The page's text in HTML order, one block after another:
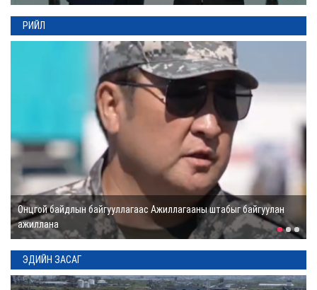
ХОВД: Буянт голыг
хамгаалах
өрнөж байна
22 цаг
Сэлэнгэ аймагт
барьж буй 70 МВт-
ын ДЦС-ын галыг
асаалаа
1 өдөр
А.Овечкинд "Мөнгөн
согоо" шагнал
гардуулжээ
1 өдөр
ХОВД: 200 орчим
РИЙЛ
Цөлжилттэй тэмцэх тухай НҮБ-ын конвенцын Талуудын 17 дугаар
бага хурал болоход 13 хоног үлдлээ
ЭДИЙН ЗАСАГ